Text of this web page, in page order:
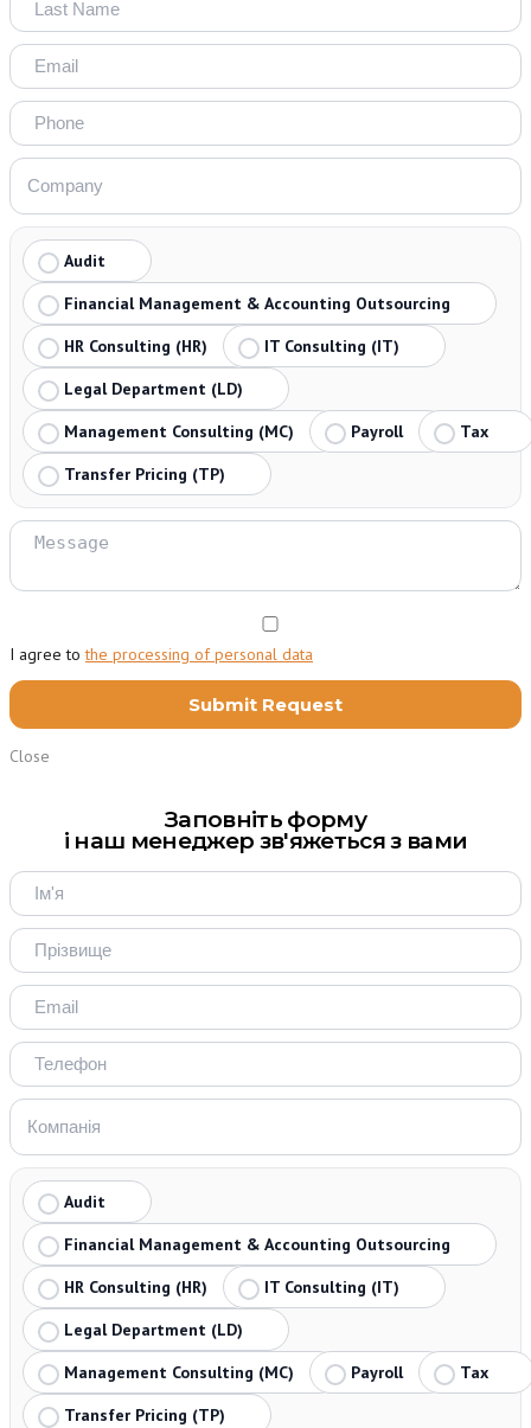
Audit
Financial Management & Accounting Outsourcing
HR Consulting (HR)
IT Consulting (IT)
Legal Department (LD)
Management Consulting (MC)
Payroll
Tax
Transfer Pricing (TP)
I agree tothe processing of personal data
Close
Заповніть форму
і наш менеджер зв'яжеться з вами
Audit
Financial Management & Accounting Outsourcing
HR Consulting (HR)
IT Consulting (IT)
Legal Department (LD)
Management Consulting (MC)
Payroll
Tax
Transfer Pricing (TP)